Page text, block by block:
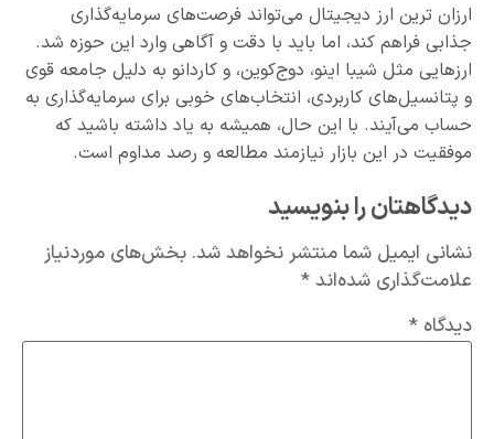
ارزان ترین ارز دیجیتال می‌تواند فرصت‌های سرمایه‌گذاری
جذابی فراهم کند، اما باید با دقت و آگاهی وارد این حوزه شد.
ارزهایی مثل شیبا اینو، دوج‌کوین، و کاردانو به دلیل جامعه قوی
و پتانسیل‌های کاربردی، انتخاب‌های خوبی برای سرمایه‌گذاری به
حساب می‌آیند. با این حال، همیشه به یاد داشته باشید که
موفقیت در این بازار نیازمند مطالعه و رصد مداوم است.
دیدگاهتان را بنویسید
نشانی ایمیل شما منتشر نخواهد شد. بخش‌های موردنیاز
علامت‌گذاری شده‌اند*
دیدگاه *